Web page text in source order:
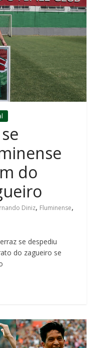
do
Diniz, Fluminense,
se despediu
do zagueiro se